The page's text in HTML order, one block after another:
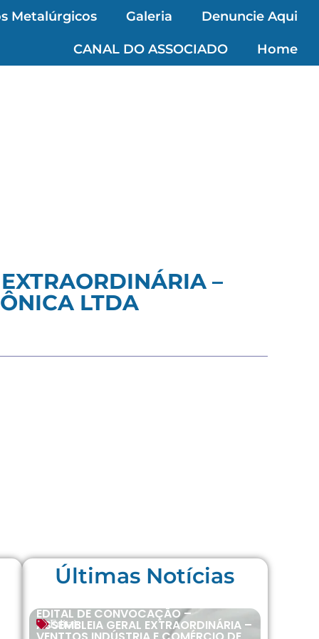
Metalúrgicos Galeria Denuncie Aqui
CANAL DO ASSOCIADO Home
–
LTDA
Últimas Notícias
Editais
EDITAL DE CONVOCAÇÃO –
ASSEMBLEIA GERAL EXTRAORDINÁRIA –